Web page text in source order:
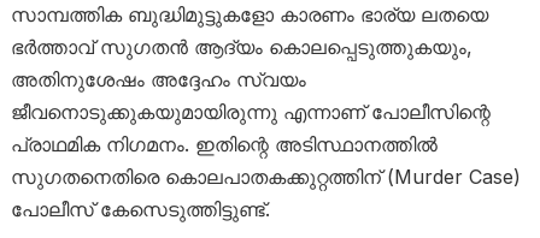
സാമ്പത്തിക ബുദ്ധിമുട്ടുകളോ കാരണം ഭാര്യ ലതയെ
ഭർത്താവ് സുഗതൻ ആദ്യം കൊലപ്പെടുത്തുകയും,
അതിനുശേഷം അദ്ദേഹം സ്വയം
ജീവനൊടുക്കുകയുമായിരുന്നു എന്നാണ് പോലീസിന്റെ
പ്രാഥമിക നിഗമനം. ഇതിന്റെ അടിസ്ഥാനത്തിൽ
സുഗതനെതിരെ കൊലപാതകക്കുറ്റത്തിന് (Murder Case)
പോലീസ് കേസെടുത്തിട്ടുണ്ട്.